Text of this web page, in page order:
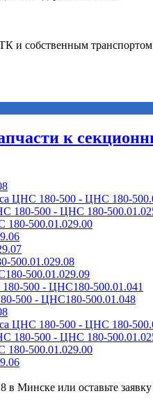
к
ЦНС 180-500 - ЦНС 180-
180-500 - ЦНС 180-
180-500.01.029.00
500.01.029.08
500.01.029.09
500 - ЦНС180-500.01.041
500 - ЦНС180-500.01.048
ЦНС 180-500 - ЦНС 180-
180-500 - ЦНС 180-
180-500.01.029.00
в Минске или оставьте